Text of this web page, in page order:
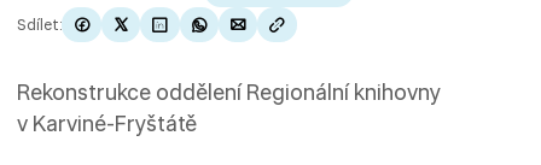
Sdílet:
Rekonstrukce oddělení Regionální knihovny
v Karviné-Fryštátě